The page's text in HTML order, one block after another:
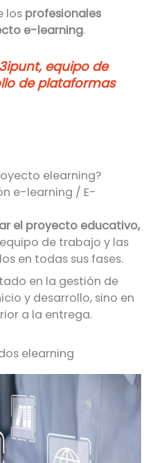
los profesionales
e-learning.
3ipunt, equipo de
de plataformas
elearning?
e-learning / E-
el proyecto educativo,
de trabajo y las
en todas sus fases.
en la gestión de
y desarrollo, sino en
a la entrega.
elearning